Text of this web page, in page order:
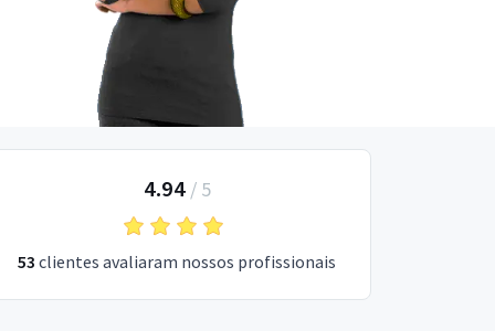
4.94/ 5
53 clientes avaliaram nossos profissionais